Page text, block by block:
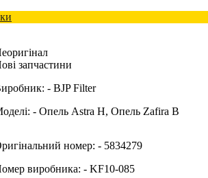
запчастини
- BJP Filter
- Опель Astra H, Опель Zafira B
номер: - 5834279
виробника: - KF10-085